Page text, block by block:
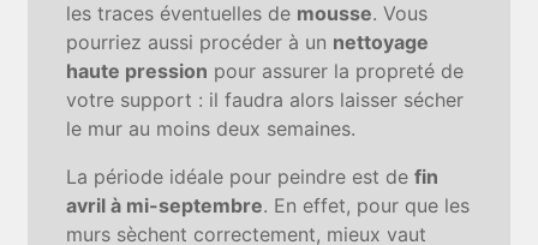
les traces éventuelles de mousse. Vous
pourriez aussi procéder à un nettoyage
haute pression pour assurer la propreté de
votre support : il faudra alors laisser sécher
le mur au moins deux semaines.
La période idéale pour peindre est defin
avril à mi-septembre. En effet, pour que les
murs sèchent correctement, mieux vaut